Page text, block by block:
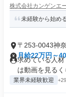
株式会社カンゲンエ
未経験から始め
〒253-0043神
月給22万円～
求めている人
は動画を見るく
業界未経験歓迎